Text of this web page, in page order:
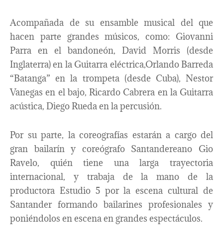
Acompañada de su ensamble musical del que
hacen parte grandes músicos, como: Giovanni
Parra en el bandoneón, David Morris (desde
Inglaterra) en la Guitarra eléctrica,Orlando Barreda
“Batanga” en la trompeta (desde Cuba), Nestor
Vanegas en el bajo, Ricardo Cabrera en la Guitarra
acústica, Diego Rueda en la percusión.
Por su parte, la coreografías estarán a cargo del
gran bailarín y coreógrafo Santandereano Gio
Ravelo, quién tiene una larga trayectoria
internacional, y trabaja de la mano de la
productora Estudio 5 por la escena cultural de
Santander formando bailarines profesionales y
poniéndolos en escena en grandes espectáculos.